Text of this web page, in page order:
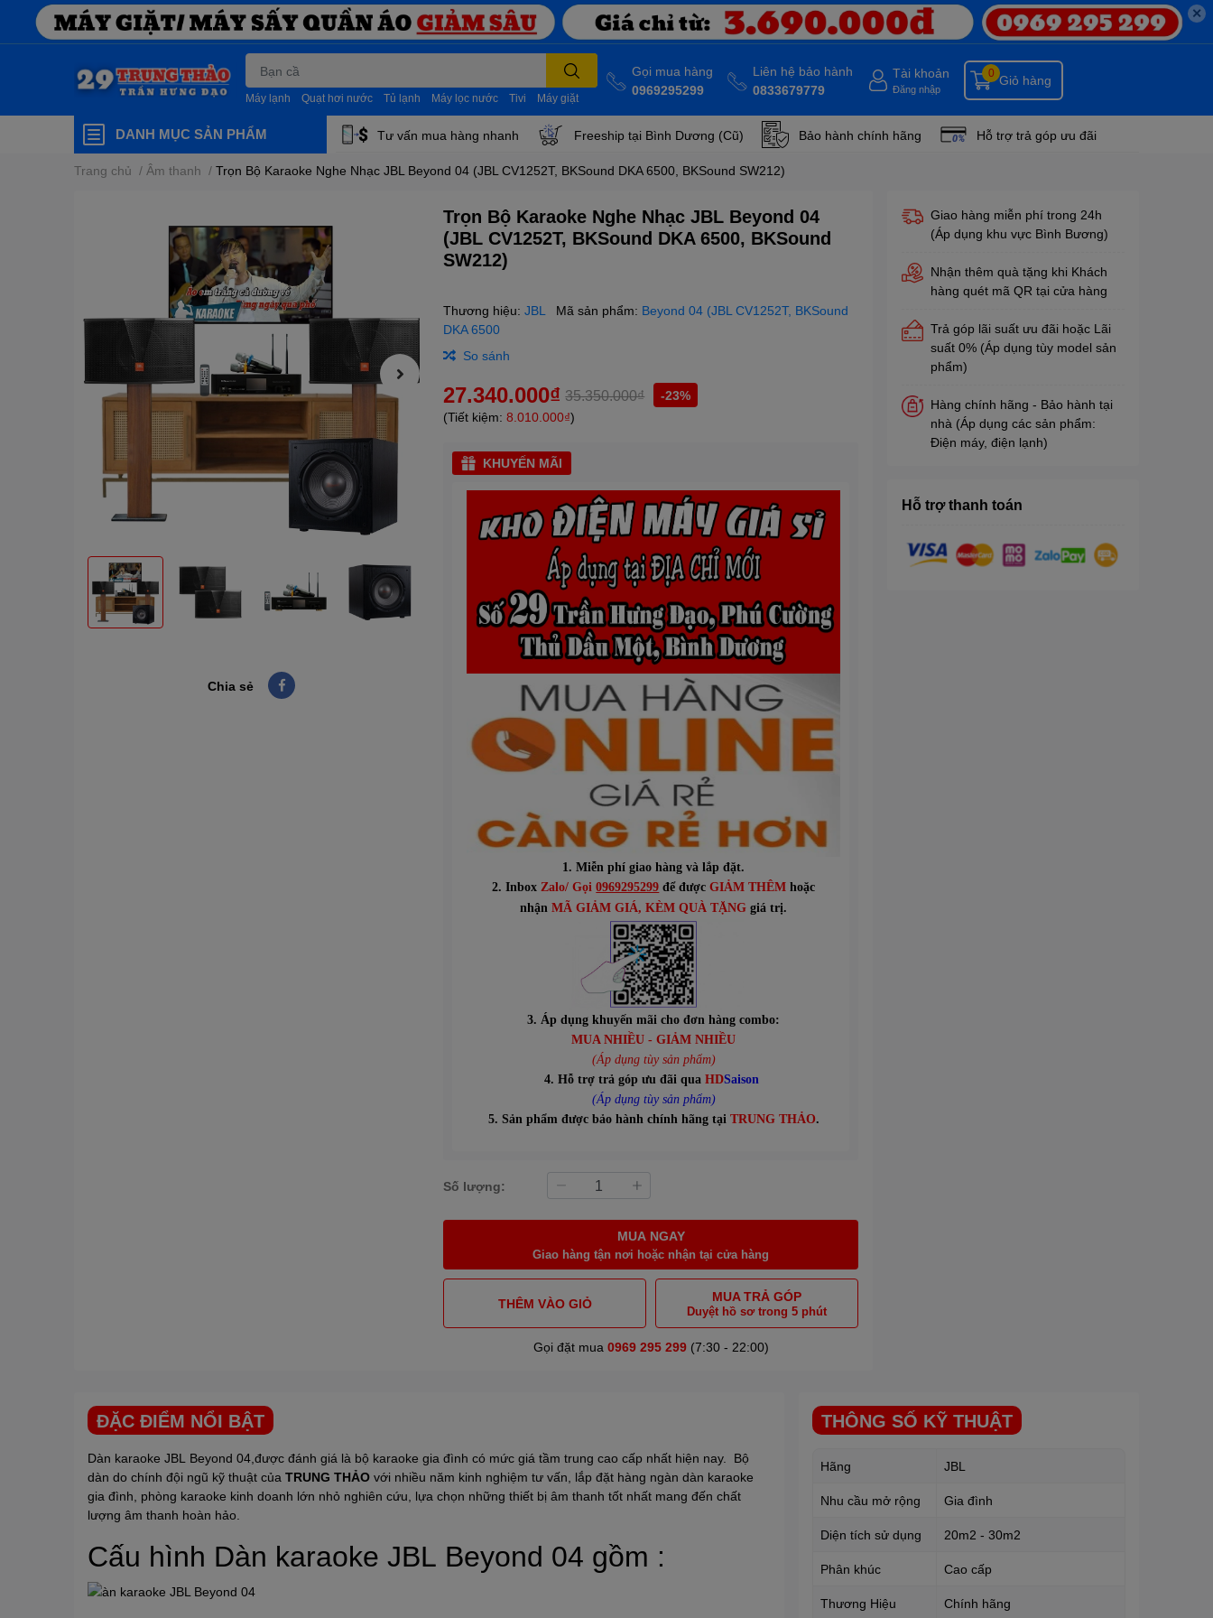
✕
Máy lạnh Quạt hơi nước Tủ lạnh Máy lọc nước Tivi Máy giặt
Gọi mua hàng
0969295299
Liên hệ bảo hành
0833679779
Tài khoản
Đăng nhập
Giỏ hàng
0
DANH MỤC SẢN PHẨM Tư vấn mua hàng nhanh Freeship tại Bình Dương (Cũ) Bảo hành chính hãng Hỗ trợ trả góp ưu đãi
Trang chủ / Âm thanh / Trọn Bộ Karaoke Nghe Nhạc JBL Beyond 04 (JBL CV1252T, BKSound DKA 6500, BKSound SW212)
Chia sẻ
Trọn Bộ Karaoke Nghe Nhạc JBL Beyond 04
(JBL CV1252T, BKSound DKA 6500, BKSound
SW212)
Thương hiệu:JBL Mã sản phẩm: Beyond 04 (JBL CV1252T, BKSound
DKA 6500
So sánh
27.340.000₫ 35.350.000₫
-23%
(Tiết kiệm:8.010.000₫)
KHUYẾN MÃI
1. Miễn phí giao hàng và lắp đặt.
2. InboxZalo/ Gọi0969295299 để đượcGIẢM THÊM hoặc
nhận MÃ GIẢM GIÁ, KÈM QUÀ TẶNG giá trị.
3. Áp dụng khuyến mãi cho đơn hàng combo:
MUA NHIỀU - GIẢM NHIỀU
(Áp dụng tùy sản phẩm)
4. Hỗ trợ trả góp ưu đãi quaHDSaison
(Áp dụng tùy sản phẩm)
5. Sản phẩm được bảo hành chính hãng tại TRUNG THẢO.
Số lượng:
MUA NGAY
Giao hàng tận nơi hoặc nhận tại cửa hàng
THÊM VÀO GIỎ MUA TRẢ GÓP
Duyệt hồ sơ trong 5 phút
Gọi đặt mua 0969 295 299(7:30 - 22:00)
Giao hàng miễn phí trong 24h
(Áp dụng khu vực Bình Bương)
Nhận thêm quà tặng khi Khách
hàng quét mã QR tại cửa hàng
Trả góp lãi suất ưu đãi hoặc Lãi
suất 0% (Áp dụng tùy model sản
phẩm)
Hàng chính hãng - Bảo hành tại
nhà (Áp dụng các sản phẩm:
Điện máy, điện lạnh)
Hỗ trợ thanh toán
ĐẶC ĐIỂM NỔI BẬT
Dàn karaoke JBL Beyond 04,được đánh giá là bộ karaoke gia đình có mức giá tầm trung cao cấp nhất hiện nay. Bộ
dàn do chính đội ngũ kỹ thuật của TRUNG THẢO với nhiều năm kinh nghiệm tư vấn, lắp đặt hàng ngàn dàn karaoke
gia đình, phòng karaoke kinh doanh lớn nhỏ nghiên cứu, lựa chọn những thiết bị âm thanh tốt nhất mang đến chất
lượng âm thanh hoàn hảo.
Cấu hình Dàn karaoke JBL Beyond 04 gồm :
THÔNG SỐ KỸ THUẬT
Hãng JBL
Nhu cầu mở rộng Gia đình
Diện tích sử dụng 20m2 - 30m2
Phân khúc Cao cấp
Thương Hiệu Chính hãng